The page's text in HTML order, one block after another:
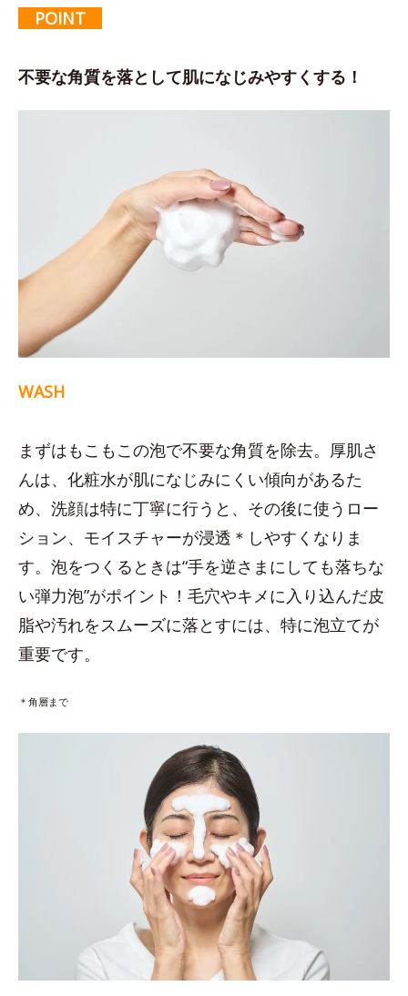
POINT
不要な角質を落として肌になじみやすくする！
WASH
まずはもこもこの泡で不要な角質を除去。厚肌さ
んは、化粧水が肌になじみにくい傾向があるた
め、洗顔は特に丁寧に行うと、その後に使うロー
ション、モイスチャーが浸透＊しやすくなりま
す。泡をつくるときは“手を逆さまにしても落ちな
い弾力泡”がポイント！毛穴やキメに入り込んだ皮
脂や汚れをスムーズに落とすには、特に泡立てが
重要です。
＊角層まで